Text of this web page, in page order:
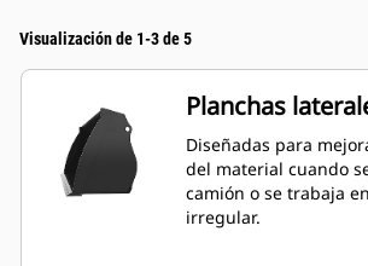
Visualización de 1-3 de 5
Planchas
Diseñadas para
del material cuando
camión o se trabaja
irregular.